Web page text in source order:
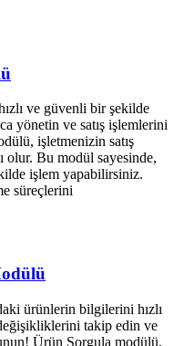
ve güvenli bir şekilde
yönetin ve satış işlemlerini
işletmenizin satış
olur. Bu modül sayesinde,
işlem yapabilirsiniz.
süreçlerini
ürünlerin bilgilerini hızlı
takip edin ve
Ürün Sorgula modülü,